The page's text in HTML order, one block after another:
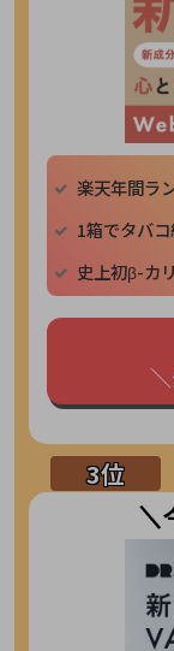
楽天年間ラ
1箱でタバ
史上初β-カ
＼